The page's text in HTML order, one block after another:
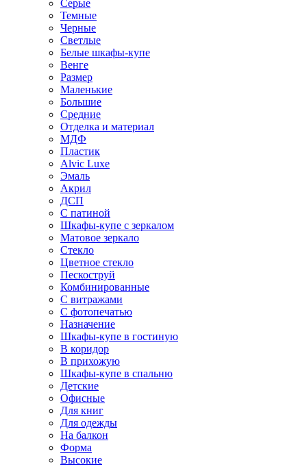
Серые
Темные
Черные
Светлые
Белые шкафы-купе
Венге
Размер
Маленькие
Большие
Средние
Отделка и материал
МДФ
Пластик
Alvic Luxe
Эмаль
Акрил
ДСП
С патиной
Шкафы-купе с зеркалом
Матовое зеркало
Стекло
Цветное стекло
Пескоструй
Комбинированные
С витражами
С фотопечатью
Назначение
Шкафы-купе в гостиную
В коридор
В прихожую
Шкафы-купе в спальню
Детские
Офисные
Для книг
Для одежды
На балкон
Форма
Высокие